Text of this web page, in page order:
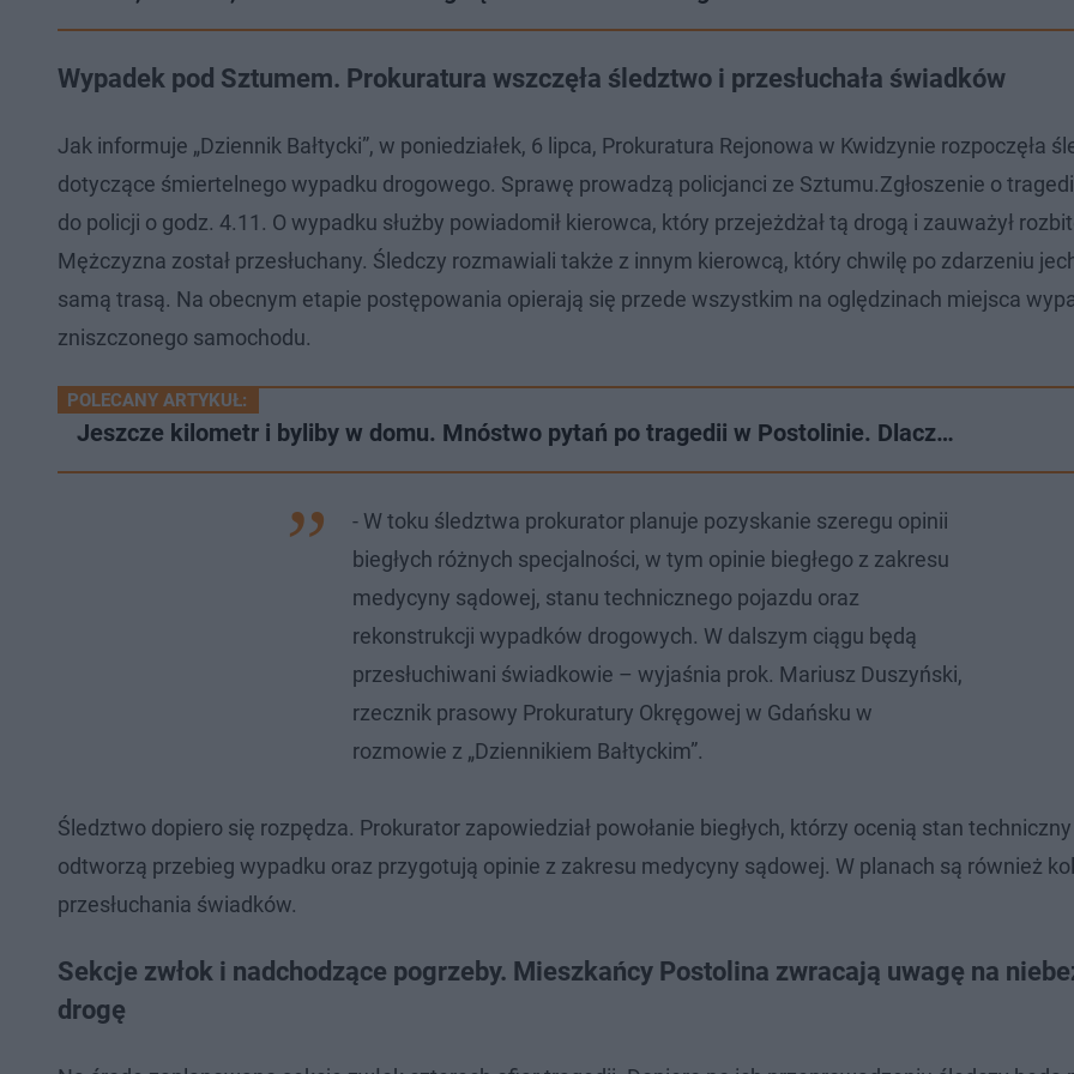
Wypadek pod Sztumem. Prokuratura wszczęła śledztwo i przesłuchała świadków
Jak informuje „Dziennik Bałtycki”, w poniedziałek, 6 lipca, Prokuratura Rejonowa w Kwidzynie rozpoczęła
dotyczące śmiertelnego wypadku drogowego. Sprawę prowadzą policjanci ze Sztumu.Zgłoszenie o
do policji o godz. 4.11. O wypadku służby powiadomił kierowca, który przejeżdżał tą drogą i zauważył
Mężczyzna został przesłuchany. Śledczy rozmawiali także z innym kierowcą, który chwilę po zdarzeniu
samą trasą. Na obecnym etapie postępowania opierają się przede wszystkim na oględzinach miejsca
zniszczonego samochodu.
POLECANY ARTYKUŁ:
Jeszcze kilometr i byliby w domu. Mnóstwo pytań po tragedii w Postolinie. Dlacz…
- W toku śledztwa prokurator planuje pozyskanie szeregu opinii
biegłych różnych specjalności, w tym opinie biegłego z zakresu
medycyny sądowej, stanu technicznego pojazdu oraz
rekonstrukcji wypadków drogowych. W dalszym ciągu będą
przesłuchiwani świadkowie – wyjaśnia prok. Mariusz Duszyński,
rzecznik prasowy Prokuratury Okręgowej w Gdańsku w
rozmowie z „Dziennikiem Bałtyckim”.
Śledztwo dopiero się rozpędza. Prokurator zapowiedział powołanie biegłych, którzy ocenią stan
odtworzą przebieg wypadku oraz przygotują opinie z zakresu medycyny sądowej. W planach są również
przesłuchania świadków.
Sekcje zwłok i nadchodzące pogrzeby. Mieszkańcy Postolina zwracają uwagę na
drogę